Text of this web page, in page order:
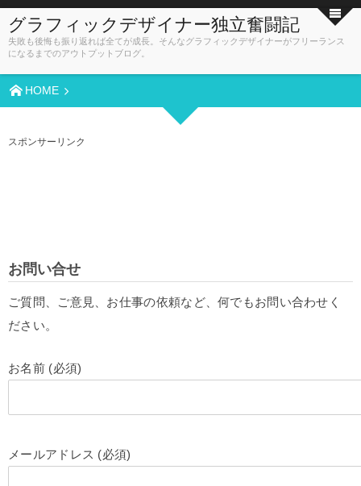
グラフィックデザイナー独立奮闘記
失敗も後悔も振り返れば全てが成長。そんなグラフィックデザイナーがフリーランス
になるまでのアウトプットブログ。
HOME
スポンサーリンク
お問い合せ
ご質問、ご意見、お仕事の依頼など、何でもお問い合わせく
ださい。
お名前 (必須)
メールアドレス (必須)